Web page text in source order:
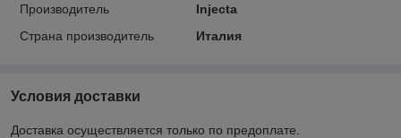
Производитель
Injecta
Страна производитель
Италия
Условия доставки
Доставка осуществляется только по предоплате.